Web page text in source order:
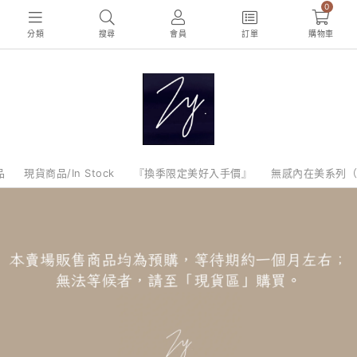
分類 搜尋 會員 訂單
0
購物車
現貨商品/In Stock 『換季限定美好入手價』 無感內在美系列